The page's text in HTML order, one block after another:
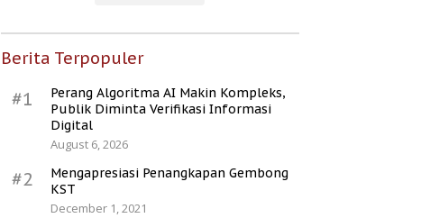
Berita Terpopuler
#1
Perang Algoritma AI Makin Kompleks,
Publik Diminta Verifikasi Informasi
Digital
August 6, 2026
#2
Mengapresiasi Penangkapan Gembong
KST
December 1, 2021